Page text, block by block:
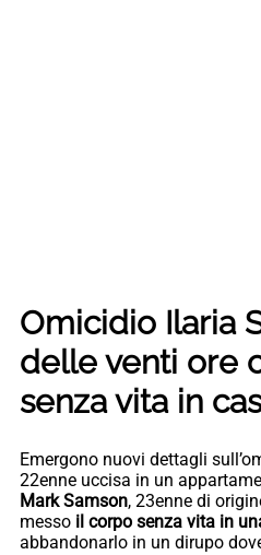
Omicidio Ilaria
delle venti ore
senza vita in
Emergono nuovi dettagli
22enne uccisa in un
Mark Samson, 23enne di
messo il corpo senza vita in
abbandonarlo in un dirupo